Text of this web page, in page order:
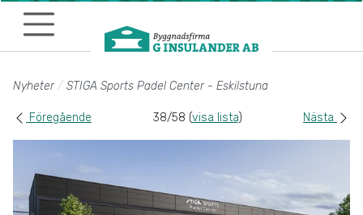
Till sidans huvudinnehåll
Nyheter STIGA Sports Padel Center - Eskilstuna
Föregående 38/58 (visa lista) Nästa